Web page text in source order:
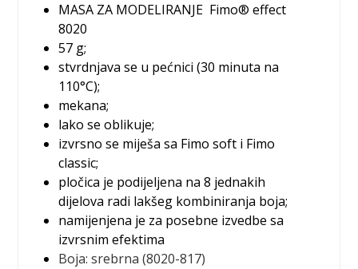
MASA ZA MODELIRANJE Fimo® effect
8020
57 g;
stvrdnjava se u pećnici (30 minuta na
110°C);
mekana;
lako se oblikuje;
izvrsno se miješa sa Fimo soft i Fimo
classic;
pločica je podijeljena na 8 jednakih
dijelova radi lakšeg kombiniranja boja;
namijenjena je za posebne izvedbe sa
izvrsnim efektima
Boja:srebrna (8020-817)